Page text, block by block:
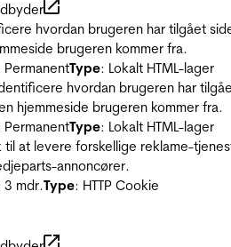
hvordan brugeren har tilgået
brugeren kommer fra.
PermanentType: Lokalt HTML-lager
hvordan brugeren har
hjemmeside brugeren kommer fra.
PermanentType: Lokalt HTML-lager
til at levere forskellige reklame-
annoncører.
3 mdr.Type: HTTP Cookie